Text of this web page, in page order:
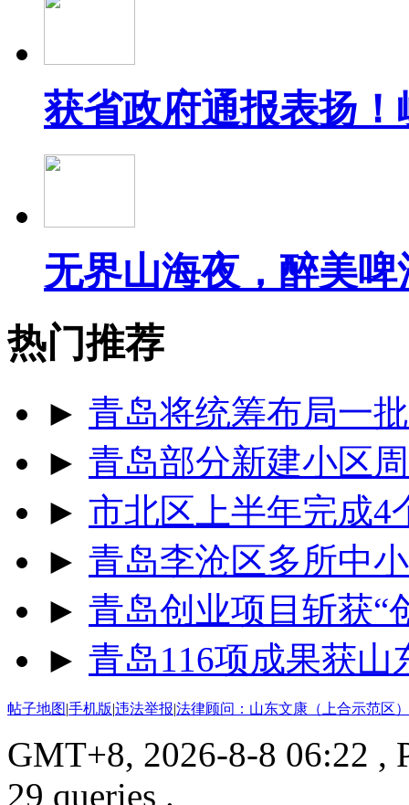
获省政府通报表扬
无界山海夜，醉美
热门推荐
► 青岛将统筹布局一
► 青岛部分新建小区
► 市北区上半年完成4
► 青岛李沧区多所中
► 青岛创业项目斩获“
► 青岛116项成果获
帖子地图|手机版|违法举报|法律顾问：山东文康（上合示范区
GMT+8, 2026-8-8 06:22 ,
29 queries .